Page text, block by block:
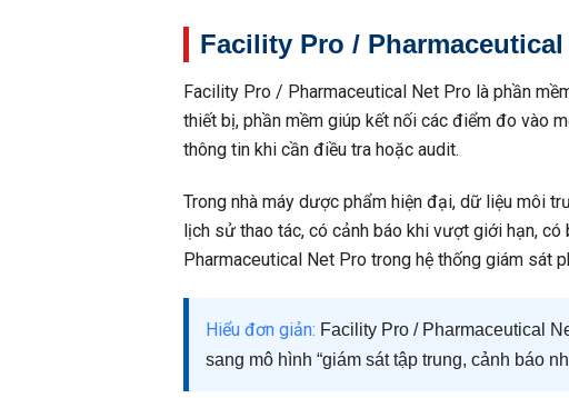
Facility Pro /
Facility Pro / Pharmaceutical Net Pro là phần
thiết bị, phần mềm giúp kết nối các điểm đo vào
thông tin khi cần điều tra hoặc audit.
Trong nhà máy dược phẩm hiện đại, dữ liệu môi
lịch sử thao tác, có cảnh báo khi vượt giới hạn,
Pharmaceutical Net Pro trong hệ thống giám sát
Hiểu đơn giản: Facility Pro / Pharmaceutical
sang mô hình “giám sát tập trung, cảnh báo